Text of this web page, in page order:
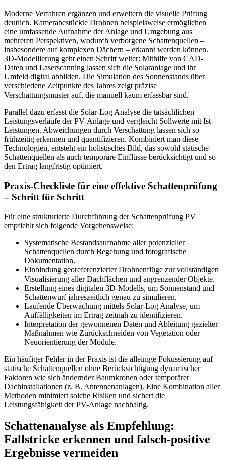
Moderne Verfahren ergänzen und erweitern die visuelle Prüfung
deutlich. Kamerabestückte Drohnen beispielsweise ermöglichen
eine umfassende Aufnahme der Anlage und Umgebung aus
mehreren Perspektiven, wodurch verborgene Schattenquellen –
insbesondere auf komplexen Dächern – erkannt werden können.
3D-Modellierung geht einen Schritt weiter: Mithilfe von CAD-
Daten und Laserscanning lassen sich die Solaranlage und ihr
Umfeld digital abbilden. Die Simulation des Sonnenstands über
verschiedene Zeitpunkte des Jahres zeigt präzise
Verschattungsmuster auf, die manuell kaum erfassbar sind.
Parallel dazu erfasst die Solar-Log Analyse die tatsächlichen
Leistungsverläufe der PV-Anlage und vergleicht Sollwerte mit Ist-
Leistungen. Abweichungen durch Verschattung lassen sich so
frühzeitig erkennen und quantifizieren. Kombiniert man diese
Technologien, entsteht ein holistisches Bild, das sowohl statische
Schattenquellen als auch temporäre Einflüsse berücksichtigt und so
den Ertrag langfristig optimiert.
Praxis-Checkliste für eine effektive Schattenprüfung
– Schritt für Schritt
Für eine strukturierte Durchführung der Schattenprüfung PV
empfiehlt sich folgende Vorgehensweise:
Systematische Bestandsaufnahme aller potenzieller
Schattenquellen durch Begehung und fotografische
Dokumentation.
Einbindung georeferenzierter Drohnenflüge zur vollständigen
Visualisierung aller Dachflächen und angrenzender Objekte.
Erstellung eines digitalen 3D-Modells, um Sonnenstand und
Schattenwurf jahreszeitlich genau zu simulieren.
Laufende Überwachung mittels Solar-Log Analyse, um
Auffälligkeiten im Ertrag zeitnah zu identifizieren.
Interpretation der gewonnenen Daten und Ableitung gezielter
Maßnahmen wie Zurückschneiden von Vegetation oder
Neuorientierung der Module.
Ein häufiger Fehler in der Praxis ist die alleinige Fokussierung auf
statische Schattenquellen ohne Berücksichtigung dynamischer
Faktoren wie sich ändernder Baumkronen oder temporärer
Dachinstallationen (z. B. Antennenanlagen). Eine Kombination aller
Methoden minimiert solche Risiken und sichert die
Leistungsfähigkeit der PV-Anlage nachhaltig.
Schattenanalyse als Empfehlung:
Fallstricke erkennen und falsch-positive
Ergebnisse vermeiden